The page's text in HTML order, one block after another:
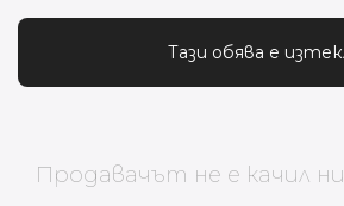
Тази обява е
Продавачът не е качил